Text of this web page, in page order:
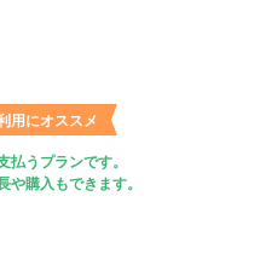
用にオススメ
払うプランです。
や購入もできます。